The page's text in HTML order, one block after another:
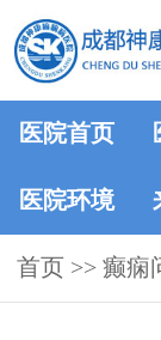
医院首页
医院环境
首页 >> 癫痫